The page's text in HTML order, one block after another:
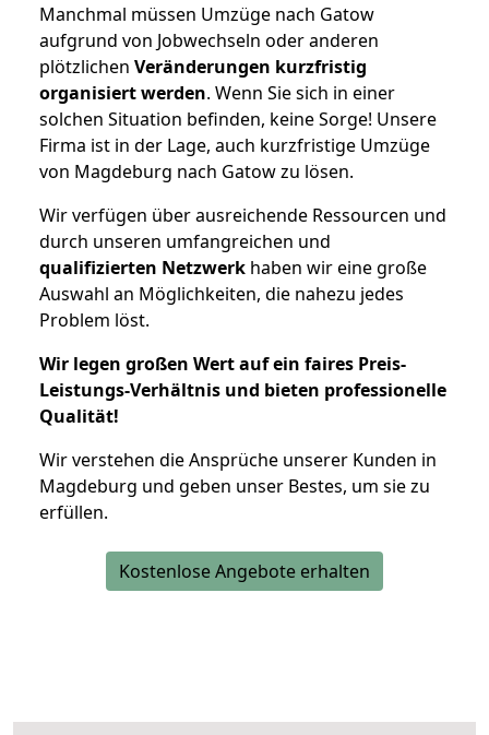
Manchmal müssen Umzüge nach Gatow
aufgrund von Jobwechseln oder anderen
plötzlichen Veränderungen kurzfristig
organisiert werden. Wenn Sie sich in einer
solchen Situation befinden, keine Sorge! Unsere
Firma ist in der Lage, auch kurzfristige Umzüge
von Magdeburg nach Gatow zu lösen.
Wir verfügen über ausreichende Ressourcen und
durch unseren umfangreichen und
qualifizierten Netzwerk haben wir eine große
Auswahl an Möglichkeiten, die nahezu jedes
Problem löst.
Wir legen großen Wert auf ein faires Preis-
Leistungs-Verhältnis und bieten professionelle
Qualität!
Wir verstehen die Ansprüche unserer Kunden in
Magdeburg und geben unser Bestes, um sie zu
erfüllen.
Kostenlose Angebote erhalten